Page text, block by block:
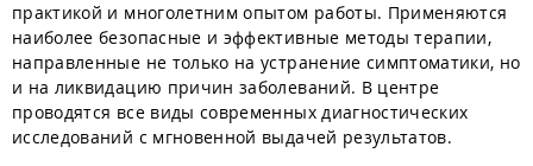
практикой и многолетним опытом работы. Применяются
наиболее безопасные и эффективные методы терапии,
направленные не только на устранение симптоматики, но
и на ликвидацию причин заболеваний. В центре
проводятся все виды современных диагностических
исследований с мгновенной выдачей результатов.